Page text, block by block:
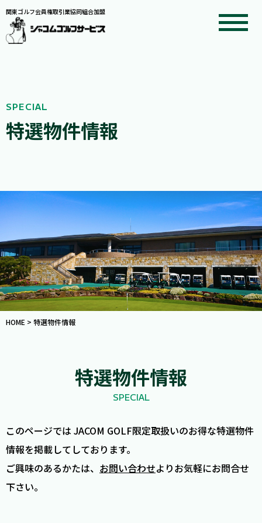
関東ゴルフ会員権取引業協同組合加盟
SPECIAL
特選物件情報
HOME > 特選物件情報
特選物件情報
SPECIAL
このページでは JACOM GOLF限定取扱いのお得な特選物件
情報を掲載してしております。
ご興味のあるかたは、 お問い合わせよりお気軽にお問合せ
下さい。